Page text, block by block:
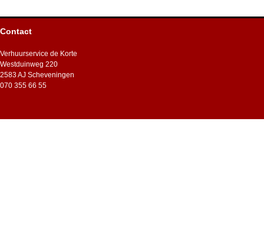
Contact
Verhuurservice de Korte
Westduinweg 220
2583 AJ Scheveningen
070 355 66 55